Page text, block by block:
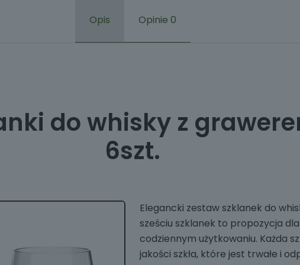
Opis Opinie 0
do whisky z
6szt.
Elegancki zestaw szklanek do
sześciu szklanek to propozycja
codziennym użytkowaniu. Każda
jakości szkła, które jest trwałe i